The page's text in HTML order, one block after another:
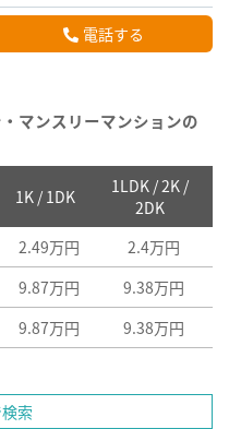
電話する
マンスリーマンションの
1K / 1DK
1LDK / 2K /
2DK
2.49万円 2.4万円
9.87万円 9.38万円
9.87万円 9.38万円
索